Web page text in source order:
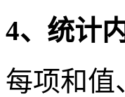
4、统计
每项和值